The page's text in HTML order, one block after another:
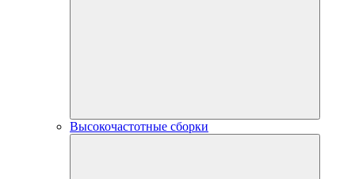
Высокочастотные сборки